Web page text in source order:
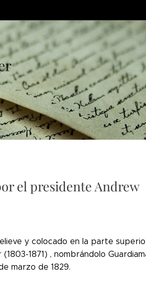
el presidente Andrew
y colocado en la parte
1871) , nombrándolo
marzo de 1829.